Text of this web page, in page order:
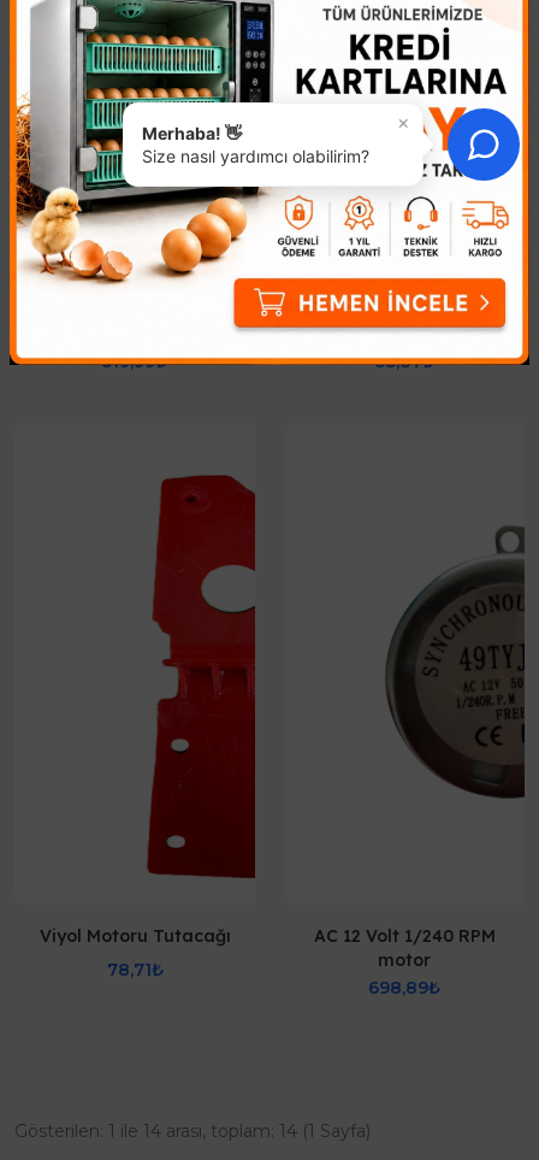
519,99₺
Ördek Yumurtası Taşıma
Viyolu
85,87₺
Viyol Motoru Tutacağı
78,71₺
AC 12 Volt 1/240 RPM
motor
698,89₺
Gösterilen: 1 ile 14 arası, toplam: 14 (1 Sayfa)
×
Merhaba! 👋
Size nasıl yardımcı olabilirim?